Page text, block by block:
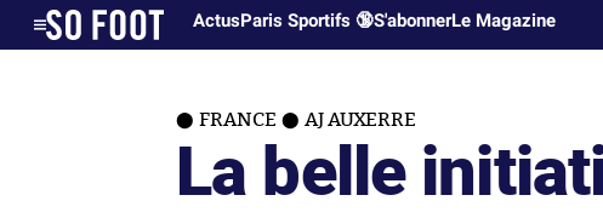
ActusParis Sportifs 🔞S'abonnerLe Magazine
FRANCE AJ AUXERRE
La belle